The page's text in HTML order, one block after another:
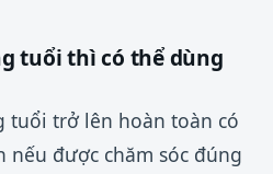
tuổi thì có thể dùng
tuổi trở lên hoàn toàn có
nếu được chăm sóc đúng